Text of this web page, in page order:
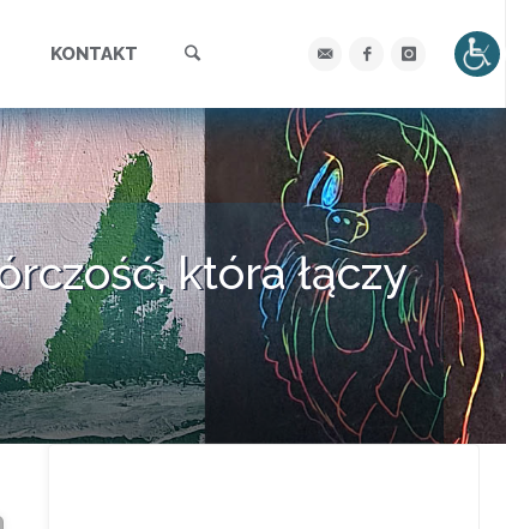
KONTAKT
która łączy